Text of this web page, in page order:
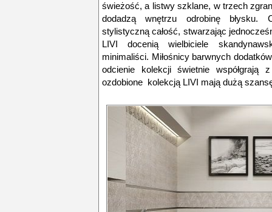
świeżość, a listwy szklane, w trzech
dodadzą wnętrzu odrobinę błysku.
stylistyczną całość, stwarzając
LIVI docenią wielbiciele
minimaliści. Miłośnicy barwnych
odcienie kolekcji świetnie współgrają
ozdobione kolekcją LIVI mają dużą